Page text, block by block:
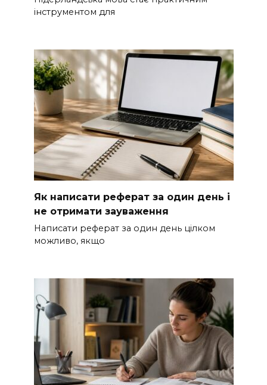
інструментом для
Як написати реферат за один день і
не отримати зауваження
Написати реферат за один день цілком
можливо, якщо